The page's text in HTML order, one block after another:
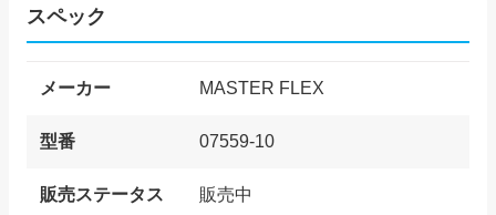
スペック
メーカー MASTER FLEX
型番 07559-10
販売ステータス 販売中